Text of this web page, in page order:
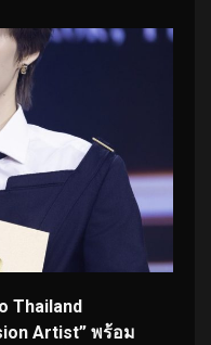
Thailand
Artist” พร้อม